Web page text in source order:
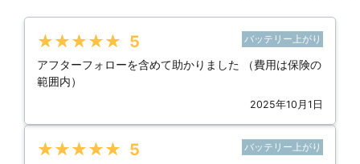
★★★★★ 5 バッテリー上がり
アフターフォローを含めて助かりました （費用は保険の
範囲内）
2025年10月1日
★★★★★ 5 バッテリー上がり